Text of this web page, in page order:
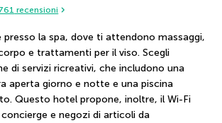
recensioni
la spa, dove ti attendono massaggi,
e trattamenti per il viso. Scegli
di servizi ricreativi, che includono una
aperta giorno e notte e una piscina
Questo hotel propone, inoltre, il Wi-Fi
e negozi di articoli da